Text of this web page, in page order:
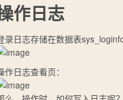
作日志
录日志存储在数据表
作日志查看页：